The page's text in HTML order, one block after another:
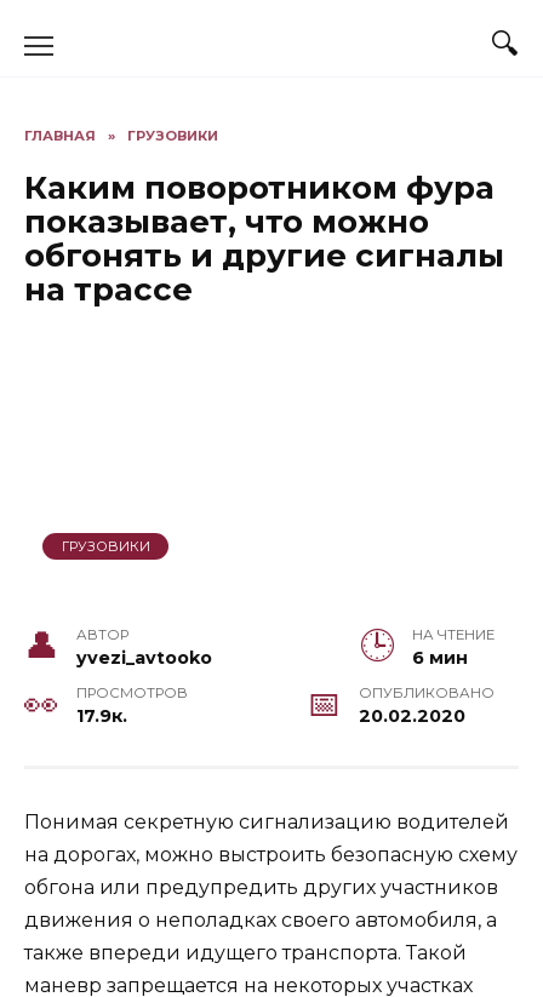
ГЛАВНАЯ » ГРУЗОВИКИ
Каким поворотником фура
показывает, что можно
обгонять и другие сигналы
на трассе
ГРУЗОВИКИ
АВТОР
yvezi_avtooko
НА ЧТЕНИЕ
6 мин
ПРОСМОТРОВ
17.9к.
ОПУБЛИКОВАНО
20.02.2020
Понимая секретную сигнализацию водителей
на дорогах, можно выстроить безопасную схему
обгона или предупредить других участников
движения о неполадках своего автомобиля, а
также впереди идущего транспорта. Такой
маневр запрещается на некоторых участках